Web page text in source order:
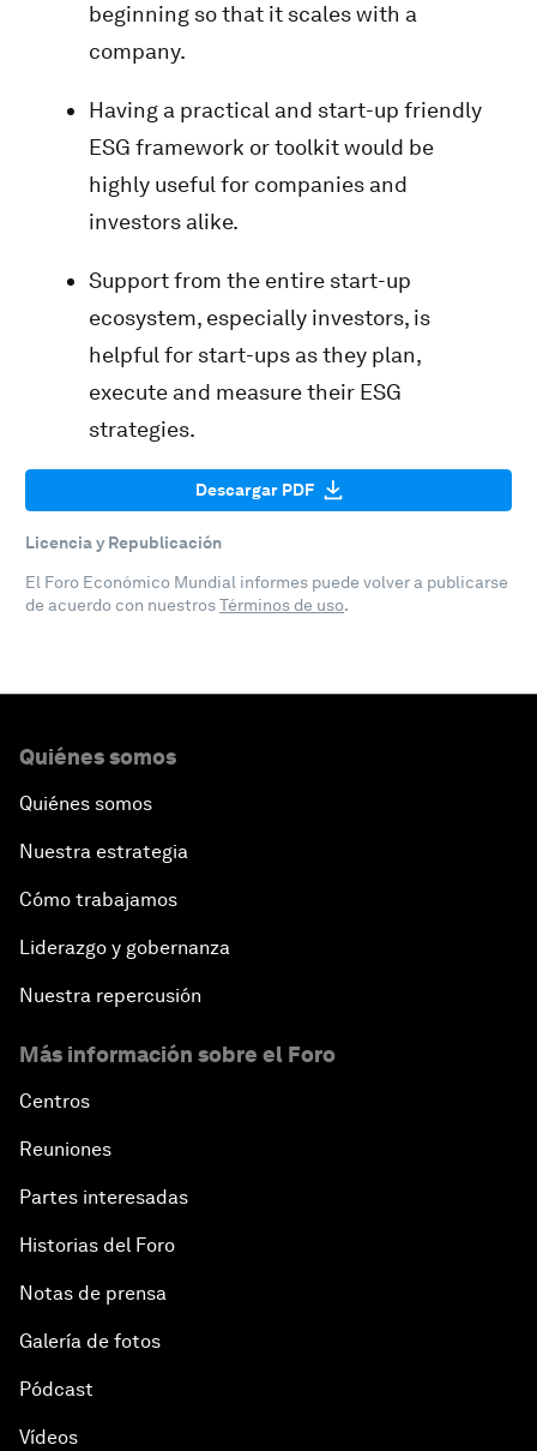
beginning so that it scales with a
company.
Having a practical and start-up friendly
ESG framework or toolkit would be
highly useful for companies and
investors alike.
Support from the entire start-up
ecosystem, especially investors, is
helpful for start-ups as they plan,
execute and measure their ESG
strategies.
Descargar PDF
Licencia y Republicación
El Foro Económico Mundial informes puede volver a publicarse
de acuerdo con nuestrosTérminos de uso.
Quiénes somos
Quiénes somos
Nuestra estrategia
Cómo trabajamos
Liderazgo y gobernanza
Nuestra repercusión
Más información sobre el Foro
Centros
Reuniones
Partes interesadas
Historias del Foro
Notas de prensa
Galería de fotos
Pódcast
Vídeos